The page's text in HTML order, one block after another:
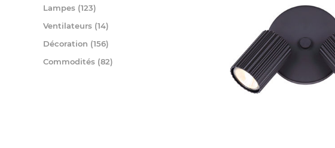
Lampes (123)
Ventilateurs (14)
Décoration (156)
Commodités (82)